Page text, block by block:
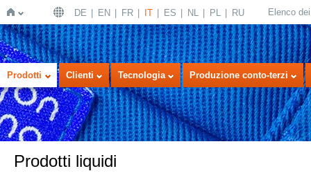
Home
DE EN FR IT ES NL PL RU Elenco
Prodotti Clienti Tecnologia Produzione conto-terzi
Prodotti liquidi